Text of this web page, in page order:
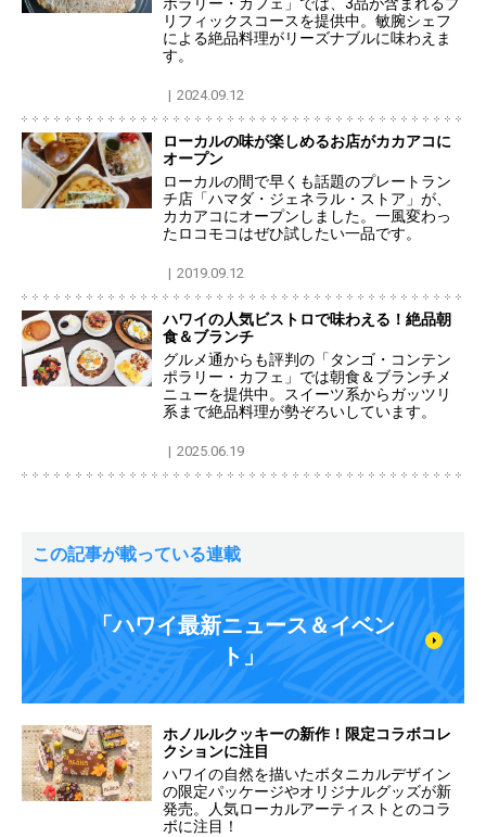
リフィックスコースを提供中。敏腕シェフ
による絶品料理がリーズナブルに味わえま
す。
2024.09.12
ローカルの味が楽しめるお店がカカアコに
オープン
ローカルの間で早くも話題のプレートラン
チ店「ハマダ・ジェネラル・ストア」が、
カカアコにオープンしました。一風変わっ
たロコモコはぜひ試したい一品です。
2019.09.12
ハワイの人気ビストロで味わえる！絶品朝
食＆ブランチ
グルメ通からも評判の「タンゴ・コンテン
ポラリー・カフェ」では朝食＆ブランチメ
ニューを提供中。スイーツ系からガッツリ
系まで絶品料理が勢ぞろいしています。
2025.06.19
この記事が載っている連載
「ハワイ最新ニュース＆イベン
ト」
ホノルルクッキーの新作！限定コラボコレ
クションに注目
ハワイの自然を描いたボタニカルデザイン
の限定パッケージやオリジナルグッズが新
発売。人気ローカルアーティストとのコラ
ボに注目！